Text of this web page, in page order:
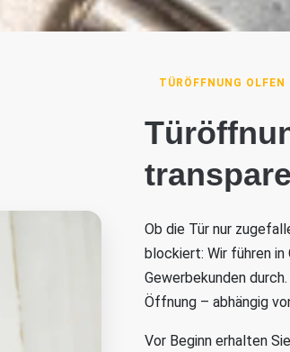
TÜRÖFFNUNG OLFEN
Ob die Tür nur
blockiert: Wir führen
Gewerbekunden
Öffnung – abhängig
Vor Beginn erhalten